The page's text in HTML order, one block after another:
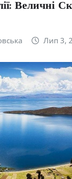
Величні
Лип 3,